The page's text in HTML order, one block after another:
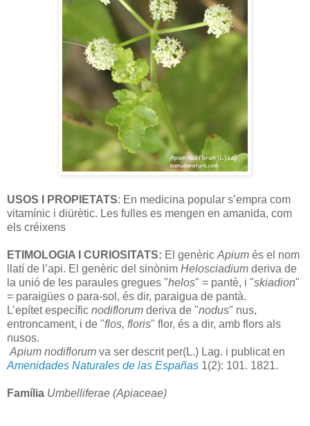
USOS I PROPIETATS: En medicina popular s’empra com
vitamínic i diürètic. Les fulles es mengen en amanida, com
els créixens
ETIMOLOGIA I CURIOSITATS: El genèric Apium és el nom
llatí de l’api. El genèric del sinònim Helosciadium deriva de
la unió de les paraules gregues "helos" = pantè, i "skiadion"
= paraigües o para-sol, és dir, paraigua de pantà.
L’epítet específic nodiflorum deriva de "nodus" nus,
entroncament, i de "flos, floris" flor, és a dir, amb flors als
nusos.
Apium nodiflorum va ser descrit per(L.) Lag. i publicat en
Amenidades Naturales de las Españas 1(2): 101. 1821.
Família Umbelliferae (Apiaceae)